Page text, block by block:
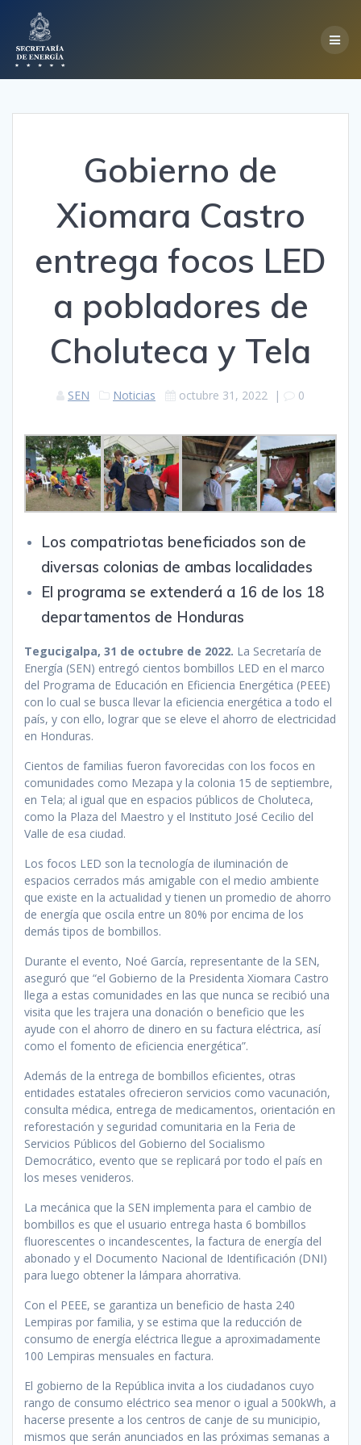
Gobierno de
Xiomara Castro
entrega focos LED
a pobladores de
Choluteca y Tela
SEN Noticias octubre 31, 2022 | 0
Los compatriotas beneficiados son de
diversas colonias de ambas localidades
El programa se extenderá a 16 de los 18
departamentos de Honduras
Tegucigalpa, 31 de octubre de 2022. La Secretaría de
Energía (SEN) entregó cientos bombillos LED en el marco
del Programa de Educación en Eficiencia Energética (PEEE)
con lo cual se busca llevar la eficiencia energética a todo el
país, y con ello, lograr que se eleve el ahorro de electricidad
en Honduras.
Cientos de familias fueron favorecidas con los focos en
comunidades como Mezapa y la colonia 15 de septiembre,
en Tela; al igual que en espacios públicos de Choluteca,
como la Plaza del Maestro y el Instituto José Cecilio del
Valle de esa ciudad.
Los focos LED son la tecnología de iluminación de
espacios cerrados más amigable con el medio ambiente
que existe en la actualidad y tienen un promedio de ahorro
de energía que oscila entre un 80% por encima de los
demás tipos de bombillos.
Durante el evento, Noé García, representante de la SEN,
aseguró que “el Gobierno de la Presidenta Xiomara Castro
llega a estas comunidades en las que nunca se recibió una
visita que les trajera una donación o beneficio que les
ayude con el ahorro de dinero en su factura eléctrica, así
como el fomento de eficiencia energética”.
Además de la entrega de bombillos eficientes, otras
entidades estatales ofrecieron servicios como vacunación,
consulta médica, entrega de medicamentos, orientación en
reforestación y seguridad comunitaria en la Feria de
Servicios Públicos del Gobierno del Socialismo
Democrático, evento que se replicará por todo el país en
los meses venideros.
La mecánica que la SEN implementa para el cambio de
bombillos es que el usuario entrega hasta 6 bombillos
fluorescentes o incandescentes, la factura de energía del
abonado y el Documento Nacional de Identificación (DNI)
para luego obtener la lámpara ahorrativa.
Con el PEEE, se garantiza un beneficio de hasta 240
Lempiras por familia, y se estima que la reducción de
consumo de energía eléctrica llegue a aproximadamente
100 Lempiras mensuales en factura.
El gobierno de la República invita a los ciudadanos cuyo
rango de consumo eléctrico sea menor o igual a 500kWh, a
hacerse presente a los centros de canje de su municipio,
mismos que serán anunciados en las próximas semanas a